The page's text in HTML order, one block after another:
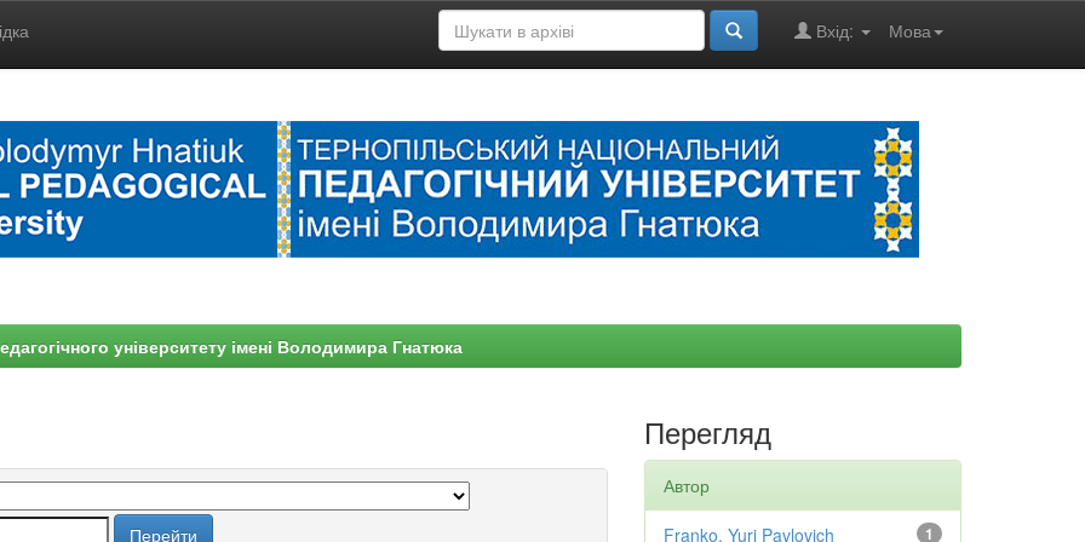
Мова
Вхід:
університету імені Володимира Гнатюка
Перегляд
Автор
1
Franko, Yuri Pavlovich